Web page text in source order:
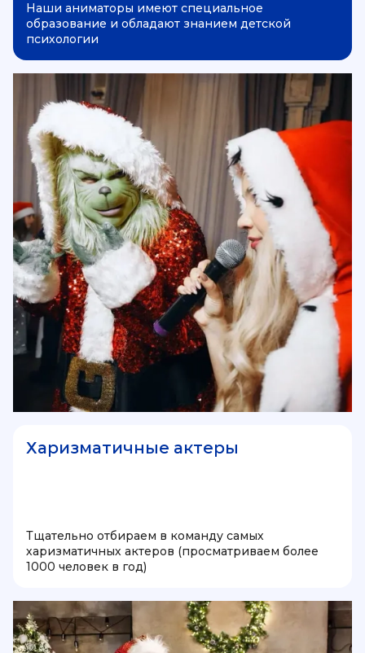
Наши аниматоры имеют специальное
образование и обладают знанием детской
психологии
Харизматичные актеры
Тщательно отбираем в команду самых
харизматичных актеров (просматриваем более
1000 человек в год)